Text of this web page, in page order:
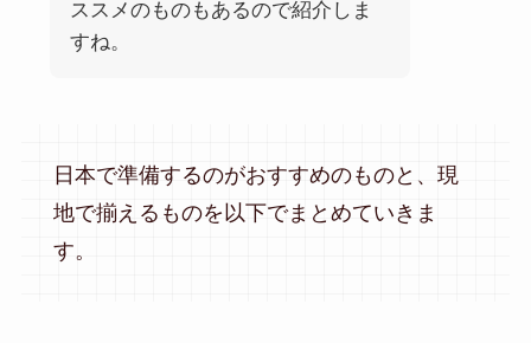
ススメのものもあるので紹介しま
すね。
日本で準備するのがおすすめのものと、現
地で揃えるものを以下でまとめていきま
す。